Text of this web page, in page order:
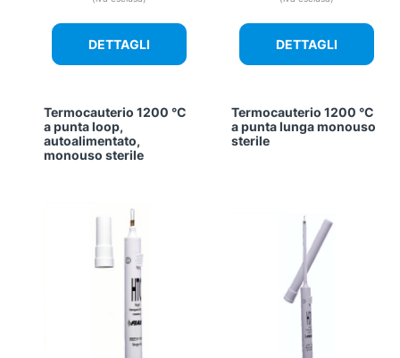
49,50 €.
è:
DETTAGLI DETTAGLI
Termocauterio 1200 °C
a punta loop,
autoalimentato,
monouso sterile
Termocauterio 1200 °C
a punta lunga monouso
sterile